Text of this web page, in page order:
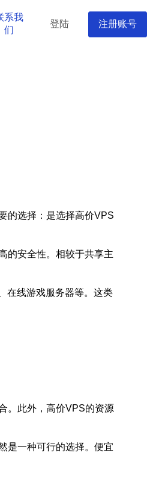
系我
们
登陆 注册账号
的选择：是选择高价VPS
的安全性。相较于共享主
在线游戏服务器等。这类
。此外，高价VPS的资源
是一种可行的选择。便宜